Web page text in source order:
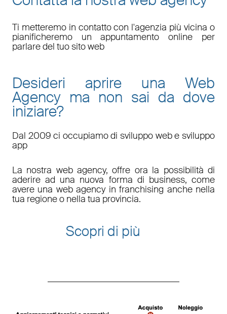
Ti metteremo in contatto con l'agenzia più vicina o
pianificheremo un appuntamento online per
parlare del tuo sito web
Desideri aprire una Web
Agency ma non sai da dove
iniziare?
Dal 2009 ci occupiamo di sviluppo web e sviluppo
app
La nostra web agency, offre ora la possibilità di
aderire ad una nuova forma di business, come
avere una web agency in franchising anche nella
tua regione o nella tua provincia.
Scopri di più